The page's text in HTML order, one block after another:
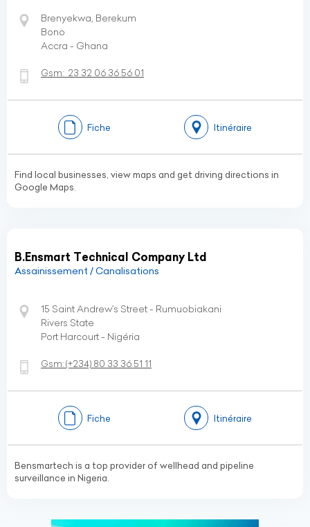
Brenyekwa, Berekum
Bono
Accra - Ghana
Gsm: 23 32 06 36 56 01
Fiche Itinéraire
Find local businesses, view maps and get driving directions in
Google Maps.
B.Ensmart Technical Company Ltd
Assainissement / Canalisations
15 Saint Andrew’s Street - Rumuobiakani
Rivers State
Port Harcourt - Nigéria
Gsm:(+234) 80 33 36 51 11
Fiche Itinéraire
Bensmartech is a top provider of wellhead and pipeline
surveillance in Nigeria.